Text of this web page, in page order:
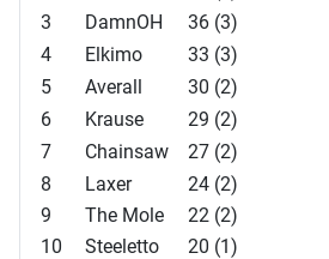
3
DamnOH
36 (3)
4
Elkimo
33 (3)
5
Averall
30 (2)
6
Krause
29 (2)
7
Chainsaw
27 (2)
8
Laxer
24 (2)
9
The Mole
22 (2)
10
Steeletto
20 (1)